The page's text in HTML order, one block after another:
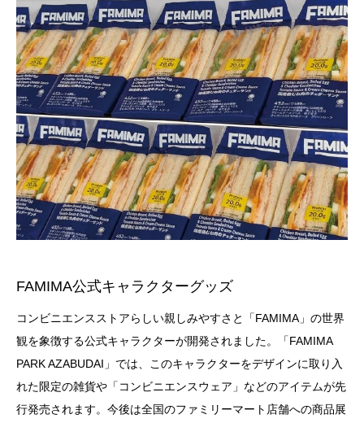
FAMIMA公式キャラクターグッズ
コンビニエンスストアらしい親しみやすさと「FAMIMA」の世界
観を象徴する公式キャラクターが開発されました。「FAMIMA
PARK AZABUDAI」では、このキャラクターをデザインに取り入
れた限定の雑貨や「コンビニエンスウェア」などのアイテムが先
行発売されます。今後は全国のファミリーマート店舗への商品展